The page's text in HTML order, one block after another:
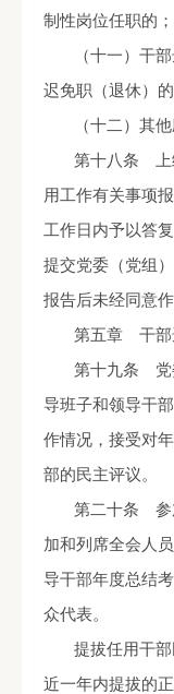
制性岗位任职的；
（十一）干
迟免职（退休）的
（十二）其
第十八条 上
用工作有关事项
工作日内予以答
提交党委（党组
报告后未经同意
第五章 干部
第十九条 党
导班子和领导干
作情况，接受对
部的民主评议。
第二十条 参
加和列席全会人
导干部年度总结
众代表。
提拔任用干
近一年内提拔的